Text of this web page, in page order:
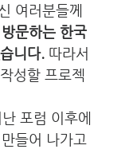
주신 여러분들께
문하는 한국
습니다.
따라서
지난 포럼 이후에
’을 만들어 나가고